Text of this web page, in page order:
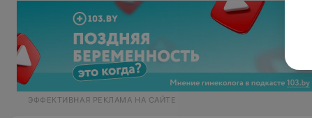
ЭФФЕКТИВНАЯ РЕКЛАМА НА САЙТЕ